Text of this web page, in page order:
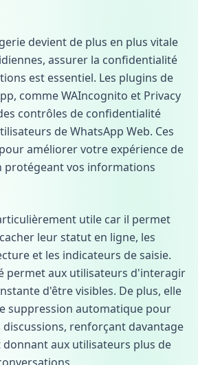
devient de plus en plus vitale
assurer la confidentialité
est essentiel. Les plugins de
comme WAIncognito et Privacy
contrôles de confidentialité
de WhatsApp Web. Ces
améliorer votre expérience de
protégeant vos informations
utile car il permet
leur statut en ligne, les
et les indicateurs de saisie.
permet aux utilisateurs d'interagir
d'être visibles. De plus, elle
suppression automatique pour
discussions, renforçant davantage
aux utilisateurs plus de